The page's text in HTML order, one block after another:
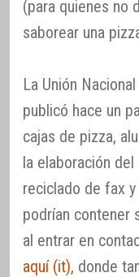
(para quienes no
saborear una
La Unión
publicó hace un
cajas de pizza,
la elaboración
reciclado de fax
podrían contener
al entrar en
aquí (it), donde